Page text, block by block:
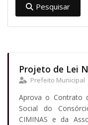
Projeto de Lei
Prefeito Municipal
Aprova o Contrato
Social do
CIMINAS e da
Pesquisar